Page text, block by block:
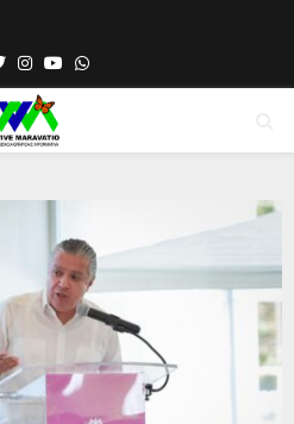
TwitterInstagram
YoutubeWhatsapp